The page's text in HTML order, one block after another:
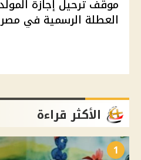
العطلة الرسمية في مصر
الأكثر قراءة
1